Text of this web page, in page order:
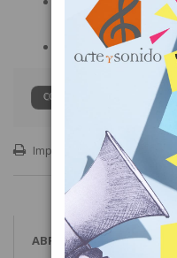
acompaña en
claridad y volumen
Boquillero incluido
CONSULTAR PRECIO
Imprimir
ABRAZADERA SAXO ALTO